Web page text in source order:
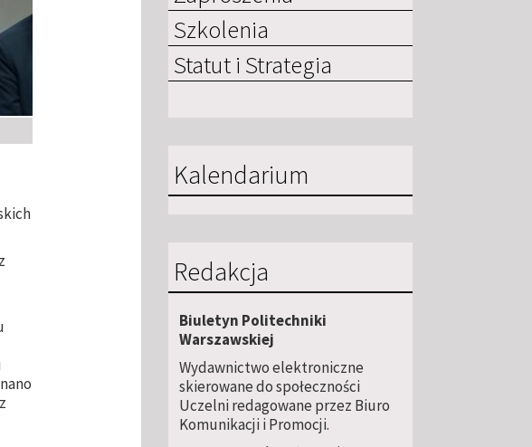
Szkolenia
Statut i Strategia
Kalendarium
Redakcja
Biuletyn Politechniki
Warszawskiej
Wydawnictwo elektroniczne
skierowane do społeczności
Uczelni redagowane przez Biuro
Komunikacji i Promocji.